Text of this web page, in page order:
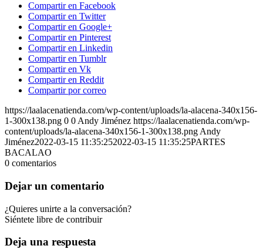
Compartir en Facebook
Compartir en Twitter
Compartir en Google+
Compartir en Pinterest
Compartir en Linkedin
Compartir en Tumblr
Compartir en Vk
Compartir en Reddit
Compartir por correo
https://laalacenatienda.com/wp-content/uploads/la-alacena-340x156-
1-300x138.png 0 0 Andy Jiménez https://laalacenatienda.com/wp-
content/uploads/la-alacena-340x156-1-300x138.png Andy
Jiménez2022-03-15 11:35:252022-03-15 11:35:25PARTES
BACALAO
0 comentarios
Dejar un comentario
¿Quieres unirte a la conversación?
Siéntete libre de contribuir
Deja una respuesta